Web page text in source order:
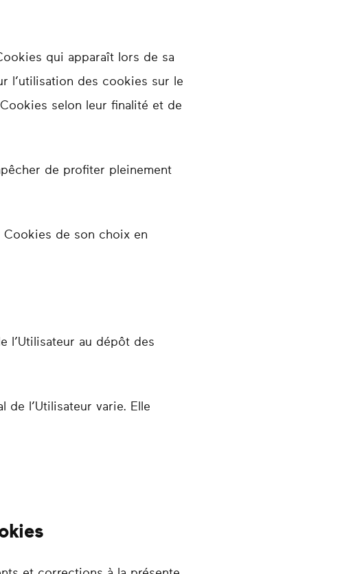
qui apparaît lors de sa
l’utilisation des cookies sur le
selon leur finalité et de
de profiter pleinement
Cookies de son choix en
l’Utilisateur au dépôt des
l’Utilisateur varie. Elle